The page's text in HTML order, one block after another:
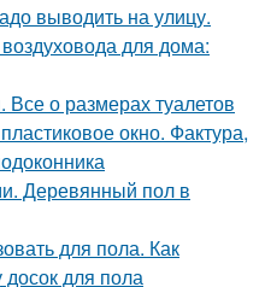
выводить на улицу.
для дома:
о размерах туалетов
окно. Фактура,
Деревянный пол в
для пола. Как
для пола